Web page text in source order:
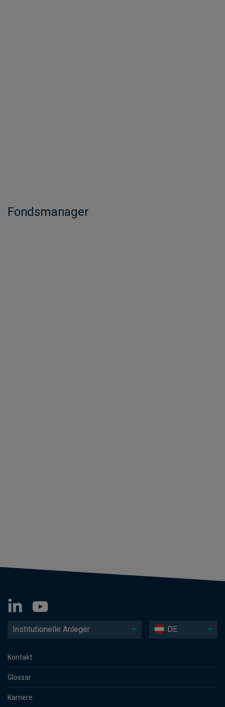
Fondsmanager​​​​​​​​​​​​​​​​​​​​
Institutionelle Anleger DE
Kontakt
Glossar
Karriere